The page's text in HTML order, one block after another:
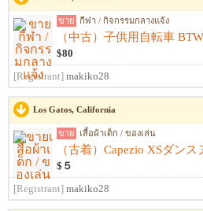
ขาย กีฬา / กิจกรรมกลางแจ้ง
（中古）子供用自転車
$80
[Registrant] makiko28
Los Gatos, California
ขาย เสื้อผ้าเด็ก / ของเล่น
（古着）Capezio XSダン
$５
[Registrant] makiko28